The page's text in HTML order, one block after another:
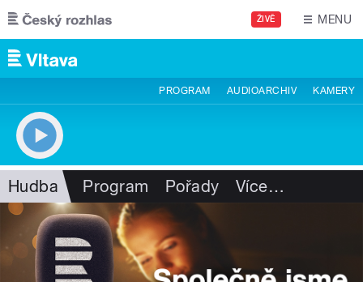
Přejít k hlavnímu obsahu
ŽIVĚ MENU
PROGRAM AUDIOARCHIV KAMERY
Hudba Program Pořady Více…